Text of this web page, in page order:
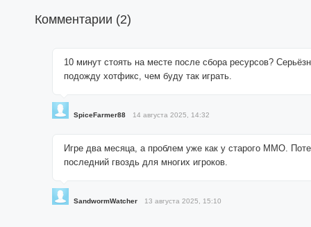
Комментарии (2)
10 минут стоять на месте после сбора ресурсов?
подожду хотфикс, чем буду так играть.
SpiceFarmer88 14 августа 2025, 14:32
Игре два месяца, а проблем уже как у старого MMO.
последний гвоздь для многих игроков.
SandwormWatcher 13 августа 2025, 15:10